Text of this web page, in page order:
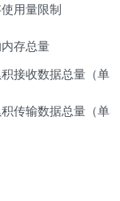
用量限制
存总量
接收数据总量（单
传输数据总量（单